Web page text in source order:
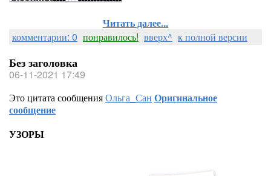
Читать далее...
комментарии: 0 понравилось! вверх^ к полной версии
Без заголовка
06-11-2021 17:49
Это цитата сообщенияОльга_Сан Оригинальное
сообщение
УЗОРЫ